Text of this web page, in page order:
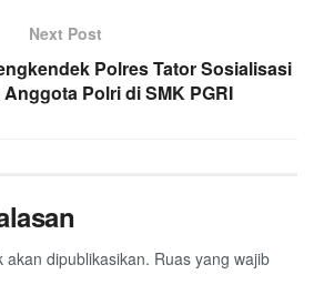
Next Post
Polres Tator Sosialisasi
Polri di SMK PGRI
akan dipublikasikan. Ruas yang wajib